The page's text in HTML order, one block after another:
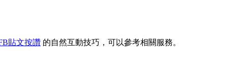
貼文按讚 的自然互動技巧，可以參考相關服務。